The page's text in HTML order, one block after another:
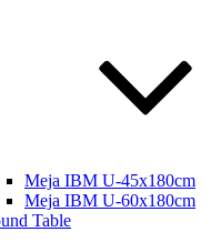
Meja IBM U-45x180cm
Meja IBM U-60x180cm
Table